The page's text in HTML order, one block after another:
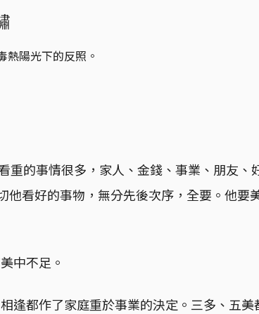
熱陽光下的反照。
重的事情很多，家人、金錢、事業、朋友
他看好的事物，無分先後次序，全要。他要
中不足。
都作了家庭重於事業的決定。三多、五美